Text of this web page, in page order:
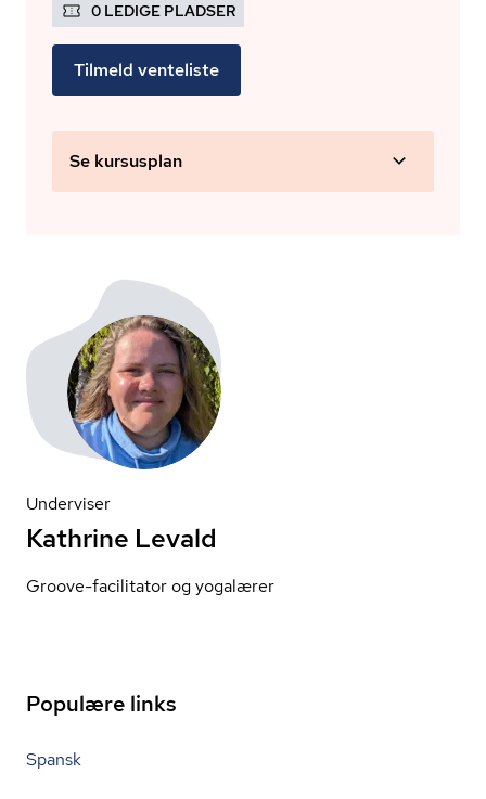
0 LEDIGE PLADSER
Tilmeld venteliste
Se kursusplan
Underviser
Kathrine Levald
Groove-facilitator og yogalærer
Populære links
Spansk